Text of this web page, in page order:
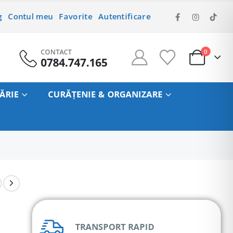
Contul meu Favorite Autentificare
CONTACT
0784.747.165
0
CURĂȚENIE & ORGANIZARE
TRANSPORT RAPID